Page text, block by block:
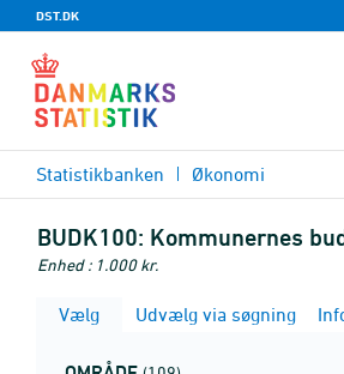
DST.DK
Statistikbanken Økonomi
BUDK100: Kommunernes
Enhed : 1.000 kr.
Vælg
Udvælg via søgning